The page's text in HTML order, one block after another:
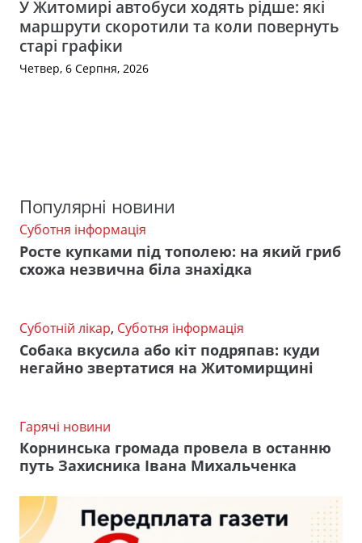
У Житомирі автобуси ходять рідше: які
маршрути скоротили та коли повернуть
старі графіки
Четвер, 6 Серпня, 2026
Популярні новини
Суботня інформація
Росте купками під тополею: на який гриб
схожа незвична біла знахідка
Суботній лікар, Суботня інформація
Собака вкусила або кіт подряпав: куди
негайно звертатися на Житомирщині
Гарячі новини
Корнинська громада провела в останню
путь Захисника Івана Михальченка